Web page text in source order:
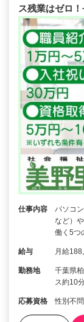
ス残業はゼロ
仕事内容
パソコ
など）
働く5つ
給与 月給
勤務地
千葉県
ス約10
応募資格 性別不